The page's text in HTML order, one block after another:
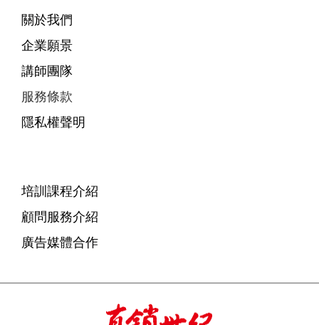
關於我們
企業願景
講師團隊
服務條款
隱私權聲明
培訓課程介紹
顧問服務介紹
廣告媒體合作